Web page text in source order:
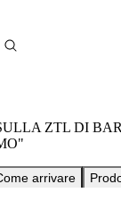
ZTL DI
arrivare